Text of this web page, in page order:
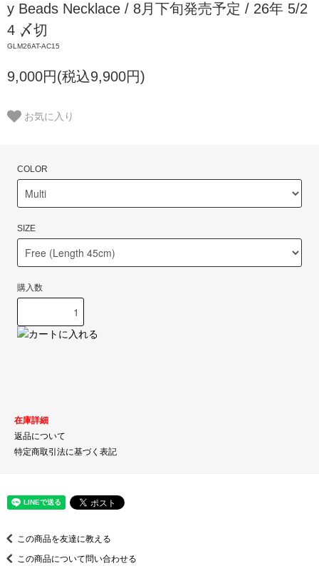
y Beads Necklace / 8月下旬発売予定 / 26年 5/2
4 〆切
GLM26AT-AC15
9,000円(税込9,900円)
お気に入り
COLOR
SIZE
購入数
在庫詳細
返品について
特定商取引法に基づく表記
この商品を友達に教える
この商品について問い合わせる